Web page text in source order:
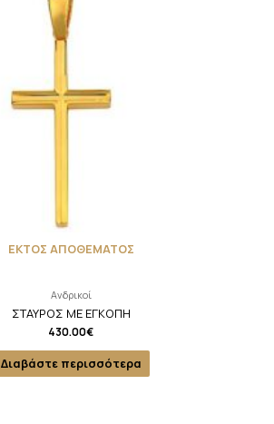
ΕΚΤΟΣ ΑΠΟΘΕΜΑΤΟΣ
Ανδρικοί
ΣΤΑΥΡΟΣ ΜΕ ΕΓΚΟΠΗ
430.00€
Διαβάστε περισσότερα